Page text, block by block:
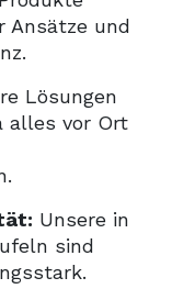
Ansätze und
Lösungen
alles vor Ort
Unsere in
sind